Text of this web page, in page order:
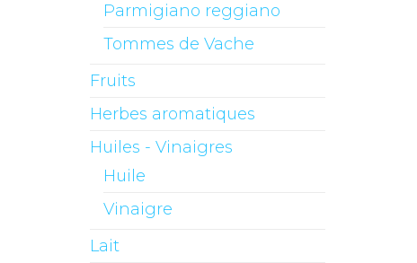
Parmigiano reggiano
Tommes de Vache
Fruits
Herbes aromatiques
Huiles - Vinaigres
Huile
Vinaigre
Lait